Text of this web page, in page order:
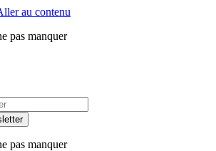
au contenu
pas manquer
pas manquer